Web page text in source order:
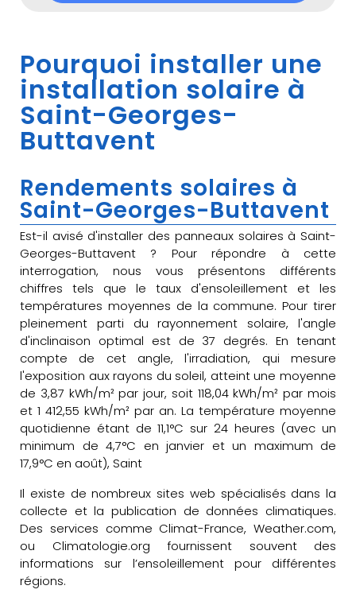
Pourquoi installer une
installation solaire à
Saint-Georges-
Buttavent
Rendements solaires à
Saint-Georges-Buttavent
Est-il avisé d'installer des panneaux solaires à Saint-
Georges-Buttavent ? Pour répondre à cette
interrogation, nous vous présentons différents
chiffres tels que le taux d'ensoleillement et les
températures moyennes de la commune. Pour tirer
pleinement parti du rayonnement solaire, l'angle
d'inclinaison optimal est de 37 degrés. En tenant
compte de cet angle, l'irradiation, qui mesure
l'exposition aux rayons du soleil, atteint une moyenne
de 3,87 kWh/m² par jour, soit 118,04 kWh/m² par mois
et 1 412,55 kWh/m² par an. La température moyenne
quotidienne étant de 11,1°C sur 24 heures (avec un
minimum de 4,7°C en janvier et un maximum de
17,9°C en août), Saint
Il existe de nombreux sites web spécialisés dans la
collecte et la publication de données climatiques.
Des services comme Climat-France, Weather.com,
ou Climatologie.org fournissent souvent des
informations sur l’ensoleillement pour différentes
régions.